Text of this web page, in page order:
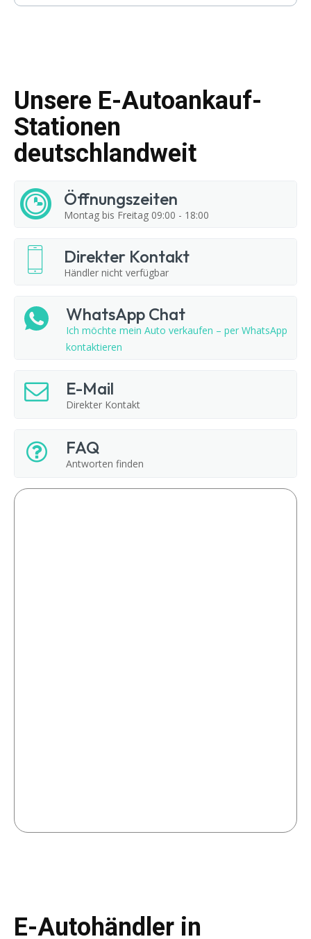
Unsere E-Autoankauf-
Stationen
deutschlandweit
Öffnungszeiten
Montag bis Freitag 09:00 - 18:00
Direkter Kontakt
Händler nicht verfügbar
WhatsApp Chat
Ich möchte mein Auto verkaufen – per WhatsApp
kontaktieren
E-Mail
Direkter Kontakt
FAQ
Antworten finden
E-Autohändler in